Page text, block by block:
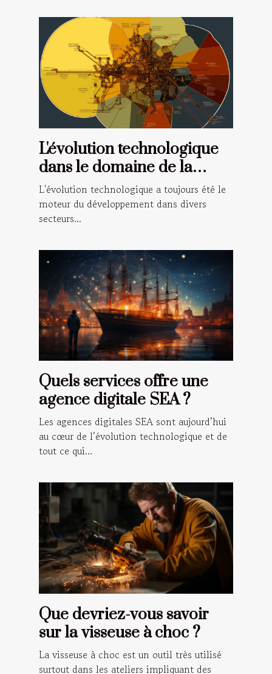
L'évolution technologique
dans le domaine de la
métallurgie à Gien
L'évolution technologique a toujours été le
moteur du développement dans divers
secteurs...
Quels services offre une
agence digitale SEA ?
Les agences digitales SEA sont aujourd’hui
au cœur de l’évolution technologique et de
tout ce qui...
Que devriez-vous savoir
sur la visseuse à choc ?
La visseuse à choc est un outil très utilisé
surtout dans les ateliers impliquant des